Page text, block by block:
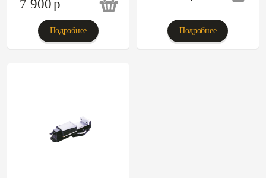
7 900p
Подробнее Подробнее